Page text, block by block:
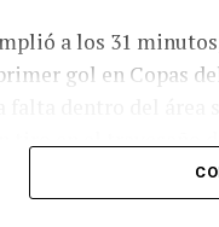
a los 31
gol en Copas
tiro en el travesaño